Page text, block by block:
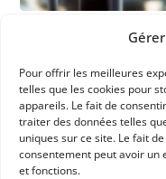
Pour offrir les meilleures
telles que les cookies pour
appareils. Le fait de
traiter des données telles
uniques sur ce site. Le fait
consentement peut avoir
et fonctions.